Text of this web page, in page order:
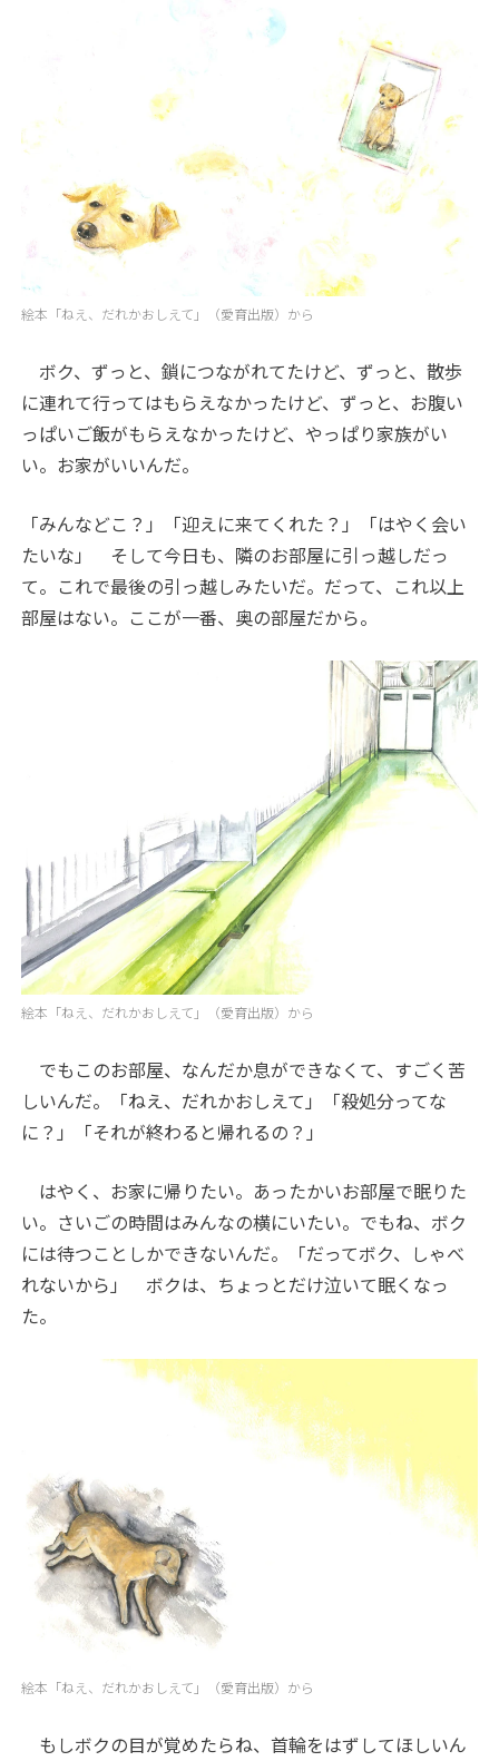
絵本「ねえ、だれかおしえて」（愛育出版）から
ボク、ずっと、鎖につながれてたけど、ずっと、散歩
に連れて行ってはもらえなかったけど、ずっと、お腹い
っぱいご飯がもらえなかったけど、やっぱり家族がい
い。お家がいいんだ。
「みんなどこ？」「迎えに来てくれた？」「はやく会い
たいな」 そして今日も、隣のお部屋に引っ越しだっ
て。これで最後の引っ越しみたいだ。だって、これ以上
部屋はない。ここが一番、奥の部屋だから。
絵本「ねえ、だれかおしえて」（愛育出版）から
でもこのお部屋、なんだか息ができなくて、すごく苦
しいんだ。「ねえ、だれかおしえて」「殺処分ってな
に？」「それが終わると帰れるの？」
はやく、お家に帰りたい。あったかいお部屋で眠りた
い。さいごの時間はみんなの横にいたい。でもね、ボク
には待つことしかできないんだ。「だってボク、しゃべ
れないから」 ボクは、ちょっとだけ泣いて眠くなっ
た。
絵本「ねえ、だれかおしえて」（愛育出版）から
もしボクの目が覚めたらね、首輪をはずしてほしいん